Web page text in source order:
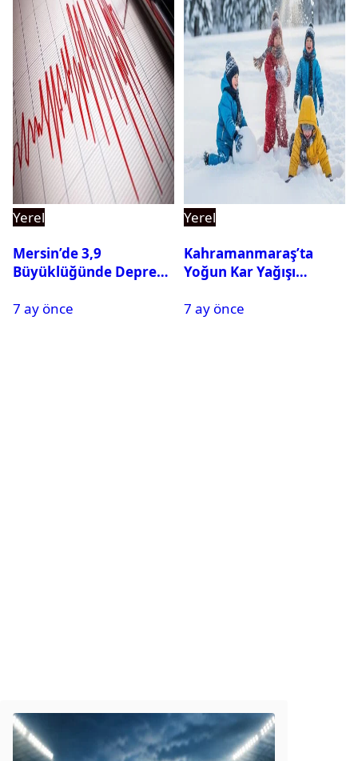
Yerel
Mersin’de 3,9
Büyüklüğünde Deprem
7 ay önce
Yerel
Kahramanmaraş’ta
Yoğun Kar Yağışı
Tatil
7 ay önce